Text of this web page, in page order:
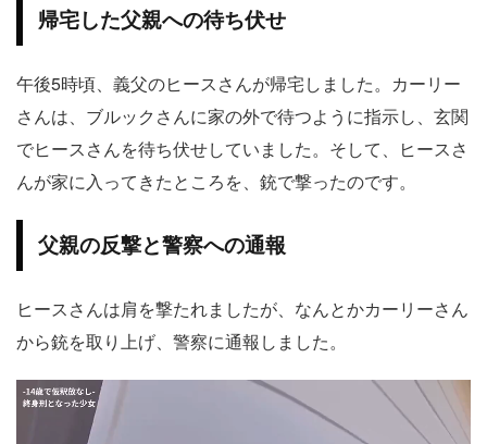
帰宅した父親への待ち伏せ
午後5時頃、義父のヒースさんが帰宅しました。カーリー
さんは、ブルックさんに家の外で待つように指示し、玄関
でヒースさんを待ち伏せしていました。そして、ヒースさ
んが家に入ってきたところを、銃で撃ったのです。
父親の反撃と警察への通報
ヒースさんは肩を撃たれましたが、なんとかカーリーさん
から銃を取り上げ、警察に通報しました。